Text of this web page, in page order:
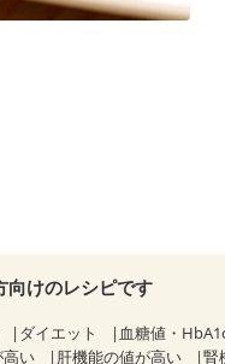
向けのレシピです
ダイエット 血糖値・
高い 肝機能の値が高い 腎